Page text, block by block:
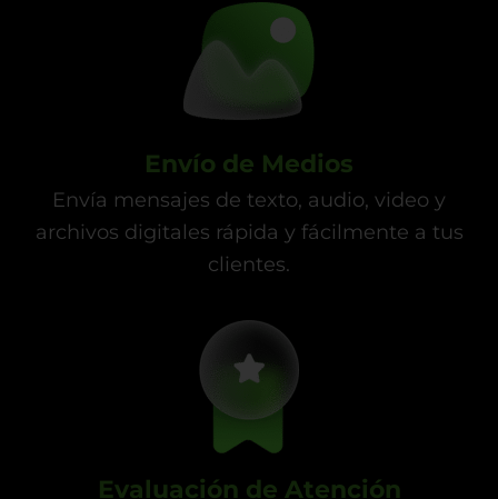
Envío de Medios
Envía mensajes de texto, audio, video y
archivos digitales rápida y fácilmente a tus
clientes.
Evaluación de Atención